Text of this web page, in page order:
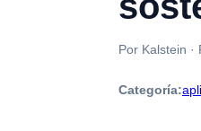
Por Kalstein ·
Categoría: